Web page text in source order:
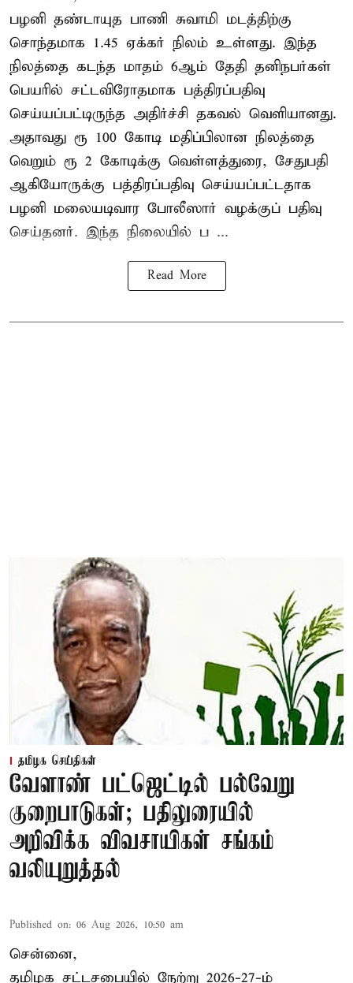
பழனி தண்டாயுத பாணி சுவாமி மடத்திற்கு
சொந்தமாக 1.45 ஏக்கர் நிலம் உள்ளது. இந்த
நிலத்தை கடந்த மாதம் 6ஆம் தேதி தனிநபர்கள்
பெயரில் சட்டவிரோதமாக பத்திரப்பதிவு
செய்யப்பட்டிருந்த அதிர்ச்சி தகவல் வெளியானது.
அதாவது ரூ 100 கோடி மதிப்பிலான நிலத்தை
வெறும் ரூ 2 கோடிக்கு வெள்ளத்துரை, சேதுபதி
ஆகியோருக்கு பத்திரப்பதிவு செய்யப்பட்டதாக
பழனி மலையடிவார போலீஸார் வழக்குப் பதிவு
செய்தனர். இந்த நிலையில் ப ...
Read More
தமிழக செய்திகள்
வேளாண் பட்ஜெட்டில் பல்வேறு
குறைபாடுகள்; பதிலுரையில்
அறிவிக்க விவசாயிகள் சங்கம்
வலியுறுத்தல்
Published on: 06 Aug 2026, 10:50 am
சென்னை,
தமிழக சட்டசபையில் நேற்று 2026-27-ம்